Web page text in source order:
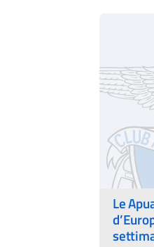
Le